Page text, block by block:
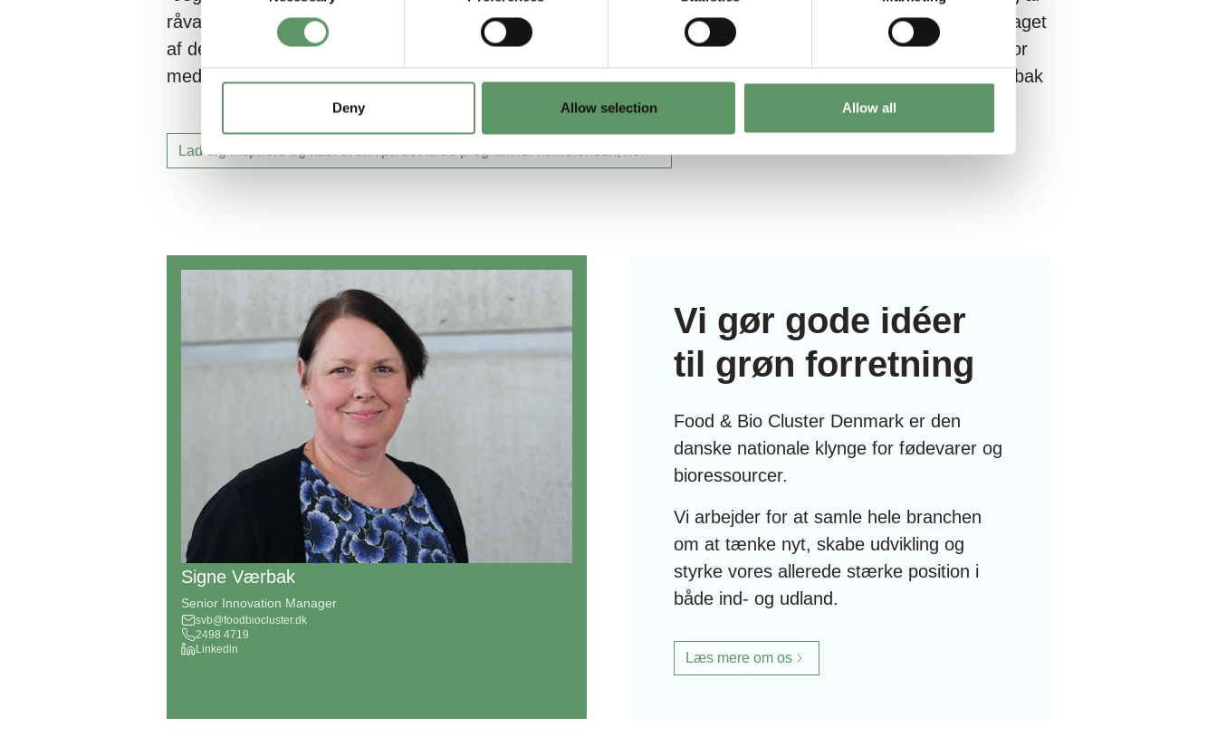
Deny Allow selection Allow all
råvarer til fremtidens biobaserede produktion og samtidig tilgodese vores biodiversitet. Jeg er specielt optaget
af de nye muligheder, som ligger i præcisionsjordbruget og i de regenerative dyrkningsmetoder og vil derfor
med stor interesse følge temaet om fremtidens landbrug – biodiversitet over og under jorden.” - Sine Værbak
Lad dig inspirere og kast et blik på det fulde program for konferencen, her
Signe Værbak
Senior Innovation Manager
svb@foodbiocluster.dk
2498 4719
Linkedin
Vi gør gode idéer
til grøn forretning
Food & Bio Cluster Denmark er den
danske nationale klynge for fødevarer og
bioressourcer.
Vi arbejder for at samle hele branchen
om at tænke nyt, skabe udvikling og
styrke vores allerede stærke position i
både ind- og udland.
Læs mere om os